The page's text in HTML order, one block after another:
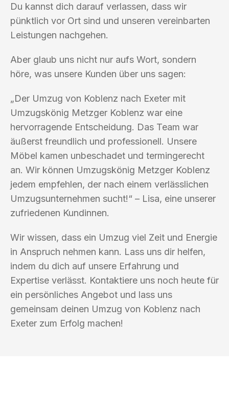
Du kannst dich darauf verlassen, dass wir
pünktlich vor Ort sind und unseren vereinbarten
Leistungen nachgehen.
Aber glaub uns nicht nur aufs Wort, sondern
höre, was unsere Kunden über uns sagen:
„Der Umzug von Koblenz nach Exeter mit
Umzugskönig Metzger Koblenz war eine
hervorragende Entscheidung. Das Team war
äußerst freundlich und professionell. Unsere
Möbel kamen unbeschadet und termingerecht
an. Wir können Umzugskönig Metzger Koblenz
jedem empfehlen, der nach einem verlässlichen
Umzugsunternehmen sucht!“ – Lisa, eine unserer
zufriedenen Kundinnen.
Wir wissen, dass ein Umzug viel Zeit und Energie
in Anspruch nehmen kann. Lass uns dir helfen,
indem du dich auf unsere Erfahrung und
Expertise verlässt. Kontaktiere uns noch heute für
ein persönliches Angebot und lass uns
gemeinsam deinen Umzug von Koblenz nach
Exeter zum Erfolg machen!